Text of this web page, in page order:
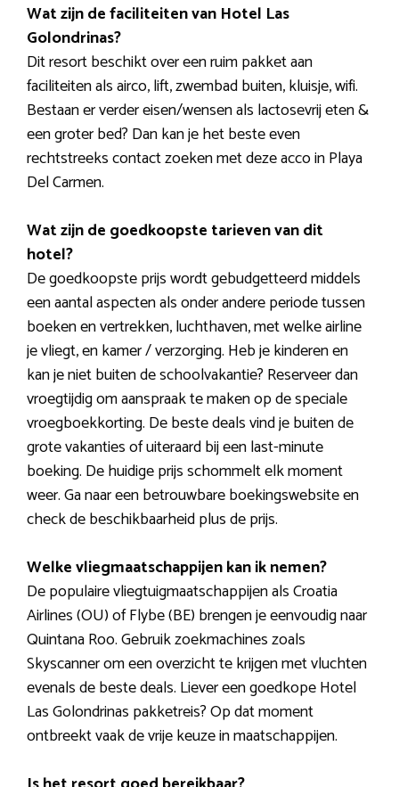
Wat zijn de faciliteiten van Hotel Las
Golondrinas?
Dit resort beschikt over een ruim pakket aan
faciliteiten als airco, lift, zwembad buiten, kluisje, wifi.
Bestaan er verder eisen/wensen als lactosevrij eten &
een groter bed? Dan kan je het beste even
rechtstreeks contact zoeken met deze acco in Playa
Del Carmen.
Wat zijn de goedkoopste tarieven van dit
hotel?
De goedkoopste prijs wordt gebudgetteerd middels
een aantal aspecten als onder andere periode tussen
boeken en vertrekken, luchthaven, met welke airline
je vliegt, en kamer / verzorging. Heb je kinderen en
kan je niet buiten de schoolvakantie? Reserveer dan
vroegtijdig om aanspraak te maken op de speciale
vroegboekkorting. De beste deals vind je buiten de
grote vakanties of uiteraard bij een last-minute
boeking. De huidige prijs schommelt elk moment
weer. Ga naar een betrouwbare boekingswebsite en
check de beschikbaarheid plus de prijs.
Welke vliegmaatschappijen kan ik nemen?
De populaire vliegtuigmaatschappijen als Croatia
Airlines (OU) of Flybe (BE) brengen je eenvoudig naar
Quintana Roo. Gebruik zoekmachines zoals
Skyscanner om een overzicht te krijgen met vluchten
evenals de beste deals. Liever een goedkope Hotel
Las Golondrinas pakketreis? Op dat moment
ontbreekt vaak de vrije keuze in maatschappijen.